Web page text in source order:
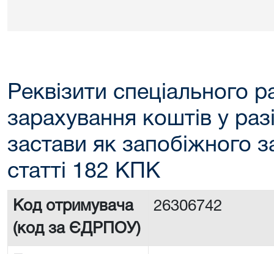
Реквізити спеціального
зарахування коштів у
застави як запобіжного
статті 182 КПК
Код отримувача
(код за ЄДРПОУ)
26306742